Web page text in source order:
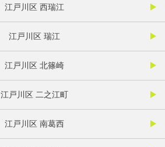
江戸川区 西瑞江
江戸川区 瑞江
江戸川区 北篠崎
江戸川区 二之江町
江戸川区 南葛西